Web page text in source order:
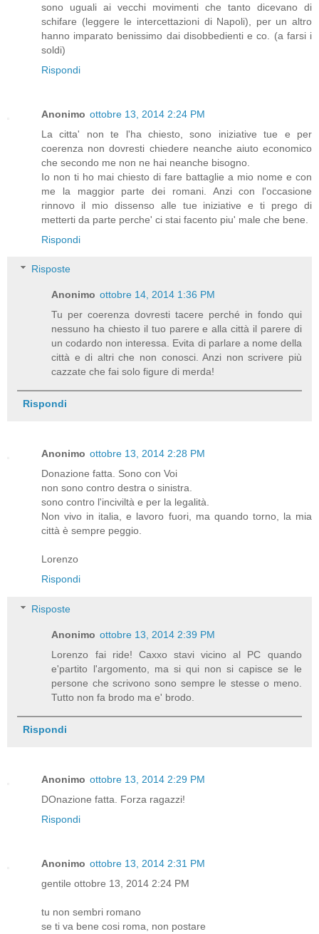
sono uguali ai vecchi movimenti che tanto dicevano di
schifare (leggere le intercettazioni di Napoli), per un altro
hanno imparato benissimo dai disobbedienti e co. (a farsi i
soldi)
Rispondi
Anonimo ottobre 13, 2014 2:24 PM
La citta' non te l'ha chiesto, sono iniziative tue e per
coerenza non dovresti chiedere neanche aiuto economico
che secondo me non ne hai neanche bisogno.
Io non ti ho mai chiesto di fare battaglie a mio nome e con
me la maggior parte dei romani. Anzi con l'occasione
rinnovo il mio dissenso alle tue iniziative e ti prego di
metterti da parte perche' ci stai facento piu' male che bene.
Rispondi
Risposte
Anonimo ottobre 14, 2014 1:36 PM
Tu per coerenza dovresti tacere perché in fondo qui
nessuno ha chiesto il tuo parere e alla città il parere di
un codardo non interessa. Evita di parlare a nome della
città e di altri che non conosci. Anzi non scrivere più
cazzate che fai solo figure di merda!
Rispondi
Anonimo ottobre 13, 2014 2:28 PM
Donazione fatta. Sono con Voi
non sono contro destra o sinistra.
sono contro l'inciviltà e per la legalità.
Non vivo in italia, e lavoro fuori, ma quando torno, la mia
città è sempre peggio.
Lorenzo
Rispondi
Risposte
Anonimo ottobre 13, 2014 2:39 PM
Lorenzo fai ride! Caxxo stavi vicino al PC quando
e'partito l'argomento, ma si qui non si capisce se le
persone che scrivono sono sempre le stesse o meno.
Tutto non fa brodo ma e' brodo.
Rispondi
Anonimo ottobre 13, 2014 2:29 PM
DOnazione fatta. Forza ragazzi!
Rispondi
Anonimo ottobre 13, 2014 2:31 PM
gentile ottobre 13, 2014 2:24 PM
tu non sembri romano
se ti va bene cosi roma, non postare